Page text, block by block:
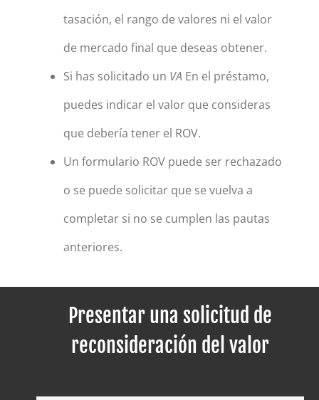
tasación, el rango de valores ni el valor
de mercado final que deseas obtener.
Si has solicitado un VA En el préstamo,
puedes indicar el valor que consideras
que debería tener el ROV.
Un formulario ROV puede ser rechazado
o se puede solicitar que se vuelva a
completar si no se cumplen las pautas
anteriores.
Presentar una solicitud de
reconsideración del valor